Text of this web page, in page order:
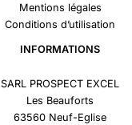
Mentions légales
Conditions d’utilisation
INFORMATIONS
SARL PROSPECT EXCEL
Les Beauforts
63560 Neuf-Eglise